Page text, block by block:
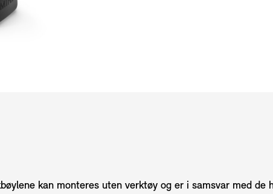
kan monteres uten verktøy og er i samsvar med de